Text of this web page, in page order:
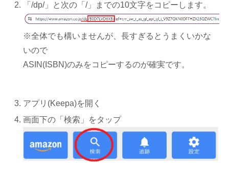
「/dp/」と次の「/」までの10文字をコピーします。
※全体でも構いませんが、長すぎるとうまくいかな
いので
ASIN(ISBN)のみをコピーするのが確実です。
アプリ(Keepa)を開く
画面下の「検索」をタップ